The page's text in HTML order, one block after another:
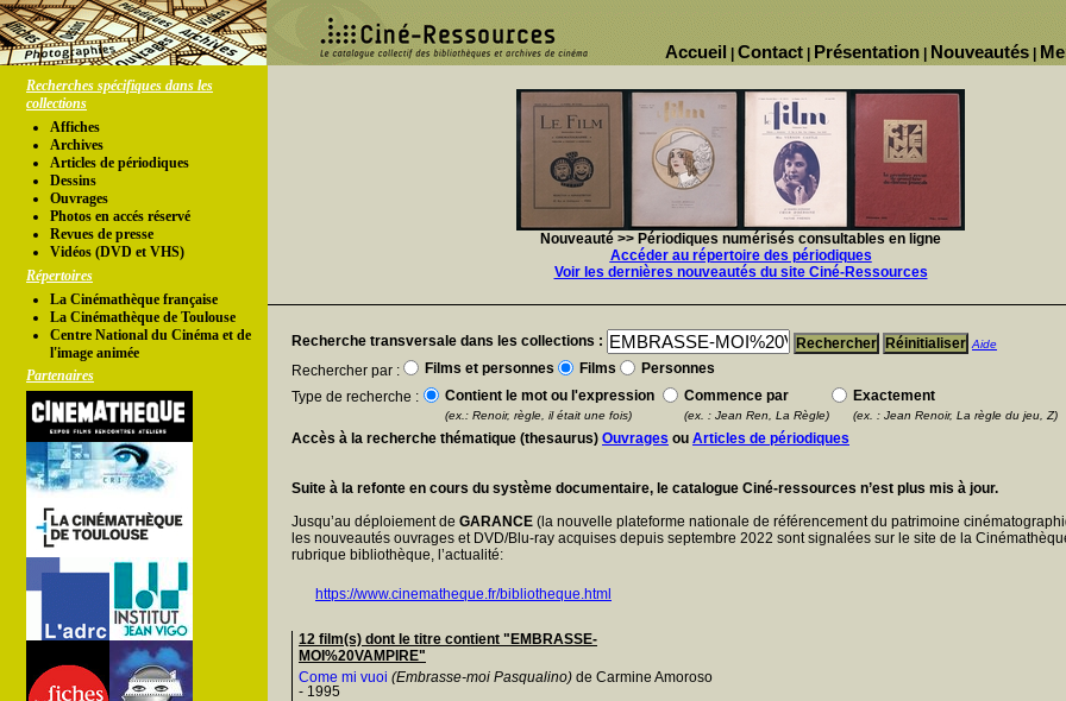
Nouveautés
Présentation
Contact
Accueil
Recherches spécifiques dans les
collections
Affiches
Archives
Articles de périodiques
Dessins
Ouvrages
Photos en accés réservé
Revues de presse
Vidéos (DVD et VHS)
Répertoires
La Cinémathèque française
La Cinémathèque de Toulouse
Centre National du Cinéma et de
l'image animée
Partenaires
Nouveauté >> Périodiques numérisés consultables en ligne
Accéder au répertoire des périodiques
Voir les dernières nouveautés du site Ciné-Ressources
Recherche transversale dans les collections : Aide
Rechercher par : Films et personnes Films
Personnes
Type de recherche :
Contient le mot ou l'expression Commence par Exactement
(ex.: Renoir, règle, il était une fois) (ex. : Jean Ren, La Règle) (ex. : Jean Renoir, La règle du jeu, Z)
Accès à la recherche thématique (thesaurus) Ouvrages ou Articles de périodiques
Suite à la refonte en cours du système documentaire, le catalogue Ciné-ressources n’est plus mis à jour.
Jusqu’au déploiement de GARANCE (la nouvelle plateforme nationale de référencement du patrimoine
les nouveautés ouvrages et DVD/Blu-ray acquises depuis septembre 2022 sont signalées sur le site de la
rubrique bibliothèque, l’actualité:
https://www.cinematheque.fr/bibliotheque.html
12 film(s) dont le titre contient "EMBRASSE-
MOI%20VAMPIRE"
Come mi vuoi (Embrasse-moi Pasqualino) de Carmine Amoroso
- 1995